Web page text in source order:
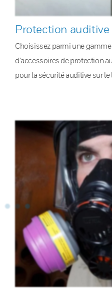
Protection auditive
Choisissez parmi une
d’accessoires de protection
pour la sécurité auditive sur le